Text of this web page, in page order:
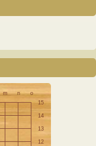
m n
o
15
14
13
12